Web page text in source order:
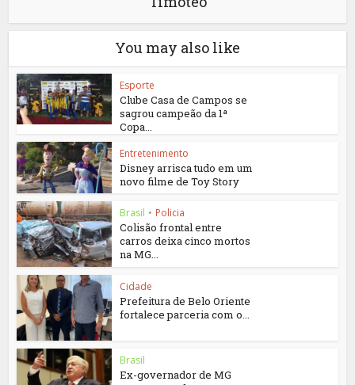
You may also like
Esporte
Clube Casa de Campos se
sagrou campeão da 1ª
Copa...
Entretenimento
Disney arrisca tudo em um
novo filme de Toy Story
Brasil • Policia
Colisão frontal entre
carros deixa cinco mortos
na MG...
Cidade
Prefeitura de Belo Oriente
fortalece parceria com o...
Brasil
Ex-governador de MG